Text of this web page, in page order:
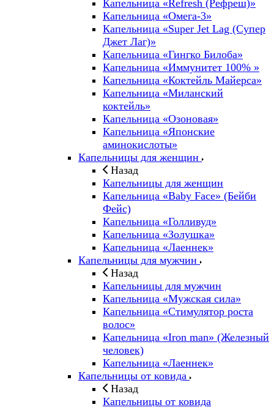
Капельница «Refresh (Рефреш)»
Капельница «Омега-3»
Капельница «Super Jet Lag (Супер
Джет Лаг)»
Капельница «Гингко Билоба»
Капельница «Иммунитет 100% »
Капельница «Коктейль Майерса»
Капельница «Миланский
коктейль»
Капельница «Озоновая»
Капельница «Японские
аминокислоты»
Капельницы для женщин
Назад
Капельницы для женщин
Капельница «Baby Face» (Бейби
Фейс)
Капельница «Голливуд»
Капельница «Золушка»
Капельница «Лаеннек»
Капельницы для мужчин
Назад
Капельницы для мужчин
Капельница «Мужская сила»
Капельница «Стимулятор роста
волос»
Капельница «Iron man» (Железный
человек)
Капельница «Лаеннек»
Капельницы от ковида
Назад
Капельницы от ковида